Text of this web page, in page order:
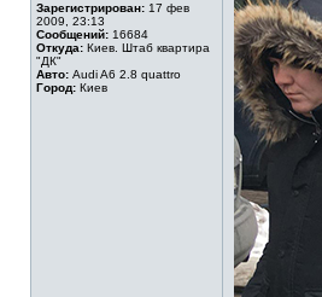
Зарегистрирован: 17 фев
2009, 23:13
Сообщений: 16684
Откуда: Киев. Штаб квартира
"ДК"
Авто: Audi A6 2.8 quattro
Город: Киев